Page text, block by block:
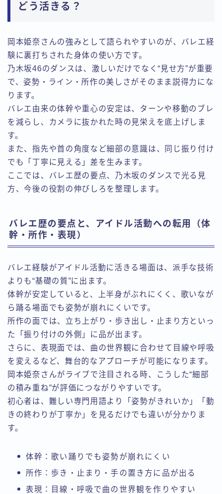
どう活きる？
岡本姫奈さんの強みとして語られやすいのが、バレエ経
験に裏打ちされた身体の使い方です。
乃木坂46のダンスは、激しいだけでなく“見せ方”が重要
で、姿勢・ライン・所作の美しさがそのまま説得力にな
ります。
バレエ由来の体幹や重心の安定は、ターンや移動のブレ
を減らし、カメラに抜かれた時の見栄えを底上げしま
す。
また、指先や首の角度など細部の意識は、同じ振り付け
でも「丁寧に見える」差を生みます。
ここでは、バレエ歴の要点、乃木坂のダンスで光る見
方、今後の役割の伸びしろを整理します。
バレエ歴の要点と、アイドル活動への転用（体
幹・所作・表現）
バレエ経験がアイドル活動に活きる場面は、派手な技術
よりも“基礎の質”に出ます。
体幹が安定していると、上半身がぶれにくく、歌いなが
ら踊る場面でも姿勢が崩れにくいです。
所作の面では、立ち上がり・歩き出し・止まり方といっ
た「振り付けの外側」に品が出ます。
さらに、表現面では、曲の世界観に合わせて目線や呼吸
を変えるなど、舞台的なアプローチが可能になります。
岡本姫奈さんがライブで注目される時、こうした“細部
の積み重ね”が評価につながりやすいです。
初心者は、難しい専門用語より「姿勢がきれいか」「動
きの終わりが丁寧か」を見るだけでも違いが分かりま
す。
体幹：歌い踊りでも姿勢が崩れにくい
所作：歩き・止まり・手の置き方に品が出る
表現：目線・呼吸で曲の世界観を作りやすい